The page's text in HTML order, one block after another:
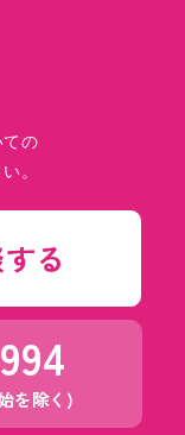
の
。
る
を除く)